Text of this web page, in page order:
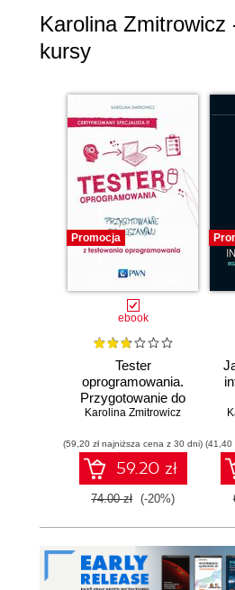
Karolina Zmitrowicz
kursy
Promocja
ebook
Tester
oprogramowania.
Przygotowanie do
egzaminu z
oprogramowania
Karolina Zmitrowicz
(59,20 zł najniższa cena z 30 dni)
59.20 zł
74.00 zł (-20%)
(41,40